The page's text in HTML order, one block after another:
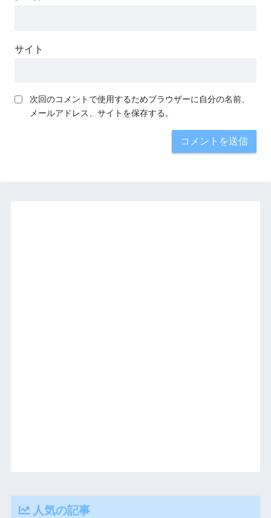
サイト
次回のコメントで使用するためブラウザーに自分の名前、
メールアドレス、サイトを保存する。
人気の記事